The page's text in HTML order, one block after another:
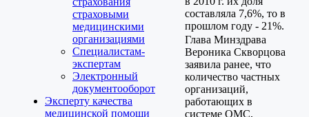
страховыми
медицинскими
организациями
Специалистам-
экспертам
Электронный
документооборот
Эксперту качества
медицинской помощи
составляла 7,6%, то в
прошлом году - 21%.
Глава Минздрава
Вероника Скворцова
заявила ранее, что
количество частных
организаций,
работающих в
системе ОМС,